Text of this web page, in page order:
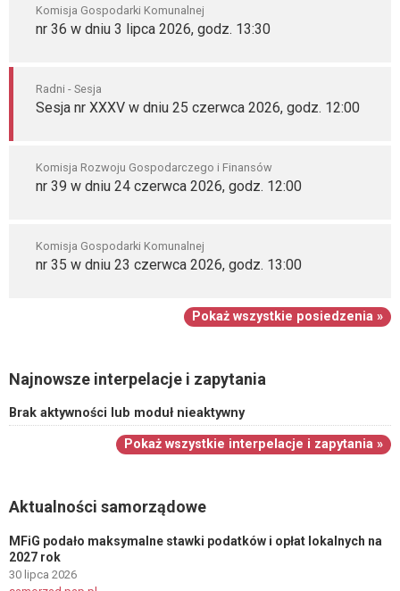
Komisja Gospodarki Komunalnej
nr 36 w dniu 3 lipca 2026, godz. 13:30
Radni - Sesja
Sesja nr XXXV w dniu 25 czerwca 2026, godz. 12:00
Komisja Rozwoju Gospodarczego i Finansów
nr 39 w dniu 24 czerwca 2026, godz. 12:00
Komisja Gospodarki Komunalnej
nr 35 w dniu 23 czerwca 2026, godz. 13:00
Pokaż wszystkie posiedzenia »
Najnowsze interpelacje i zapytania
Brak aktywności lub moduł nieaktywny
Pokaż wszystkie interpelacje i zapytania »
Aktualności samorządowe
MFiG podało maksymalne stawki podatków i opłat lokalnych na
2027 rok
30 lipca 2026